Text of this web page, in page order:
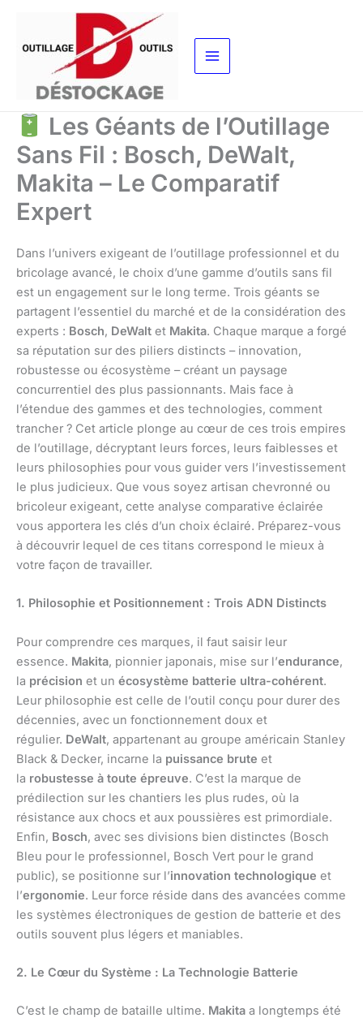
contenu
Les Géants de l’Outillage
Sans Fil : Bosch, DeWalt,
Makita – Le Comparatif
Expert
Dans l’univers exigeant de l’outillage professionnel et du
bricolage avancé, le choix d’une gamme d’outils sans fil
est un engagement sur le long terme. Trois géants se
partagent l’essentiel du marché et de la considération des
experts : Bosch, DeWalt et Makita. Chaque marque a forgé
sa réputation sur des piliers distincts – innovation,
robustesse ou écosystème – créant un paysage
concurrentiel des plus passionnants. Mais face à
l’étendue des gammes et des technologies, comment
trancher ? Cet article plonge au cœur de ces trois empires
de l’outillage, décryptant leurs forces, leurs faiblesses et
leurs philosophies pour vous guider vers l’investissement
le plus judicieux. Que vous soyez artisan chevronné ou
bricoleur exigeant, cette analyse comparative éclairée
vous apportera les clés d’un choix éclairé. Préparez-vous
à découvrir lequel de ces titans correspond le mieux à
votre façon de travailler.
1. Philosophie et Positionnement : Trois ADN Distincts
Pour comprendre ces marques, il faut saisir leur
essence. Makita, pionnier japonais, mise sur l’endurance,
la précision et un écosystème batterie ultra-cohérent.
Leur philosophie est celle de l’outil conçu pour durer des
décennies, avec un fonctionnement doux et
régulier. DeWalt, appartenant au groupe américain Stanley
Black & Decker, incarne la puissance brute et
la robustesse à toute épreuve. C’est la marque de
prédilection sur les chantiers les plus rudes, où la
résistance aux chocs et aux poussières est primordiale.
Enfin, Bosch, avec ses divisions bien distinctes (Bosch
Bleu pour le professionnel, Bosch Vert pour le grand
public), se positionne sur l’innovation technologique et
l’ergonomie. Leur force réside dans des avancées comme
les systèmes électroniques de gestion de batterie et des
outils souvent plus légers et maniables.
2. Le Cœur du Système : La Technologie Batterie
C’est le champ de bataille ultime. Makita a longtemps été